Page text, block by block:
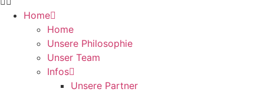
Home
Home
Unsere Philosophie
Unser Team
Infos
Unsere Partner